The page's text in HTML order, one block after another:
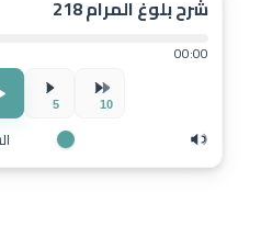
شرح بلوغ المرام 218
00:00
10
5